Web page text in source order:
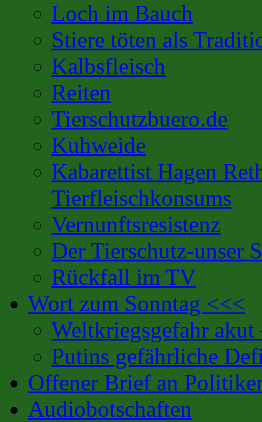
Loch im Bauch
Stiere töten als
Kalbsfleisch
Reiten
Tierschutzbuero.de
Kuhweide
Kabarettist Hagen
Tierfleischkonsums
Vernunftsresistenz
Der Tierschutz-unser
Rückfall im TV
Wort zum Sonntag <<<
Weltkriegsgefahr
Putins gefährliche
Offener Brief an
Audiobotschaften